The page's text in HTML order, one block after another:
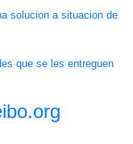
solucion a situacion de
que se les entreguen